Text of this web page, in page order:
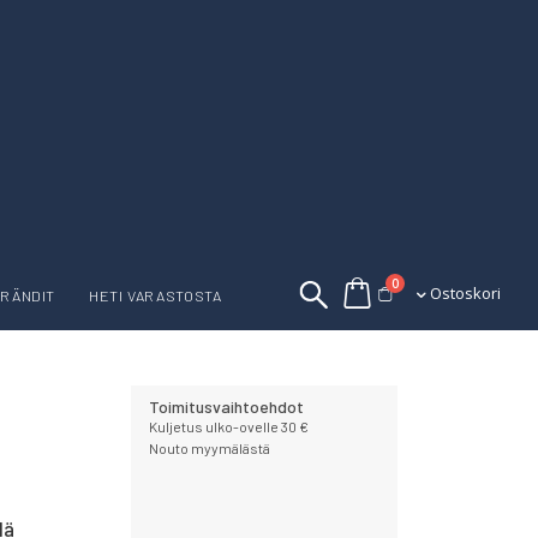
Ostoskori
0tuotettaOstoskori
HETI VARASTOSTA
Toimitusvaihtoehdot
Kuljetus ulko-ovelle 30 €
Nouto myymälästä